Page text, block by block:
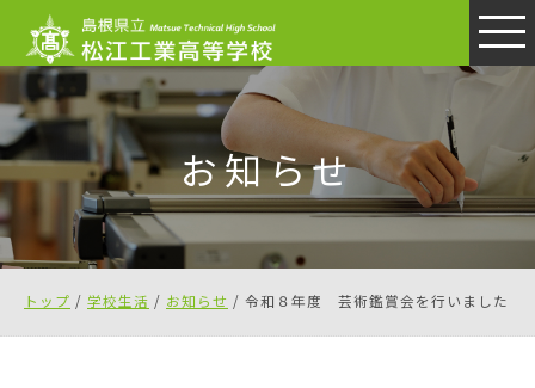
このページの本文へ
お知らせ
現
在
トップ / 学校生活 / お知らせ / 令和８年度 芸術鑑賞会を行いました